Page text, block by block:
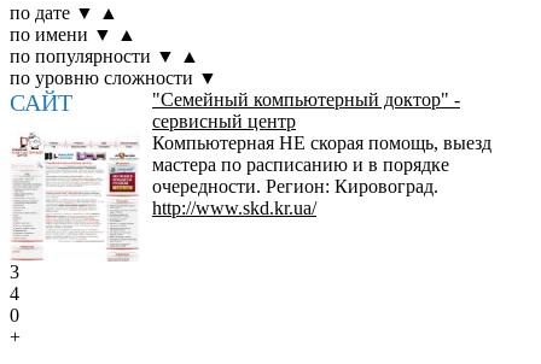
по дате ▼
▲
по имени ▼
▲
по популярности ▼
▲
по уровню сложности ▼
САЙТ
"Семейный компьютерный доктор" -
сервисный центр
Компьютерная НЕ скорая помощь, выезд
мастера по расписанию и в порядке
очередности. Регион: Кировоград.
http://www.skd.kr.ua/
3
4
0
+